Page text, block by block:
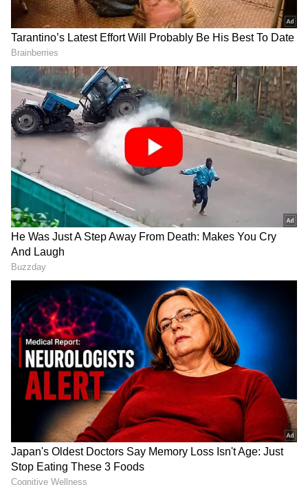
2
3
Image Credit :Asianet News
ರಾಜ್ಯದಲ್ಲಿ ಮುಂಗಾರು ದುರ್ಬಲ
ಭಾನುವಾರ ಬೆಳಗ್ಗೆ 8.30ಕ್ಕೆ ಕೊನೆಗೊಂಡಂತೆ ರಾಜ್ಯದಲ್ಲಿ
ಮುಂಗಾರು ದುರ್ಬಲವಾಗಿದ್ದು, ಕರಾವಳಿ, ಉತ್ತರ ಒಳನಾಡು
ಮತ್ತು ದಕ್ಷಿಣ ಒಳನಾಡಿನ ಕೆಲವೆಡೆ ಮಾತ್ರ ಮಳೆಯಾಗಿದೆ.